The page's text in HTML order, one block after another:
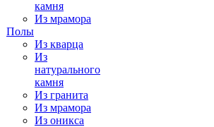
камня
Из мрамора
Полы
Из кварца
Из
натурального
камня
Из гранита
Из мрамора
Из оникса